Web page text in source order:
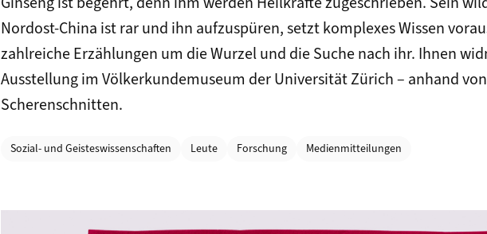
Nordost-China ist rar und ihn aufzuspüren, setzt komplexes Wissen
zahlreiche Erzählungen um die Wurzel und die Suche nach ihr. Ihnen
Ausstellung im Völkerkundemuseum der Universität Zürich – anhand von
Scherenschnitten.
Kategorien
Sozial- und Geisteswissenschaften Leute Forschung Medienmitteilungen